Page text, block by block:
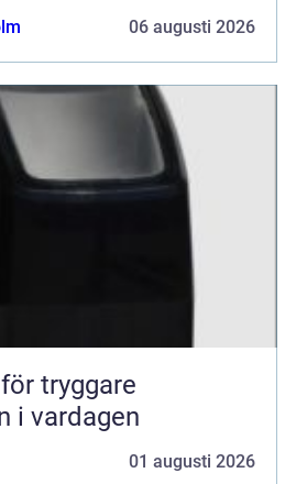
06 augusti 2026
tryggare
i vardagen
01 augusti 2026